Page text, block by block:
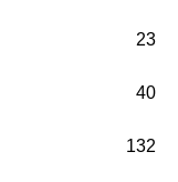
23
40
132